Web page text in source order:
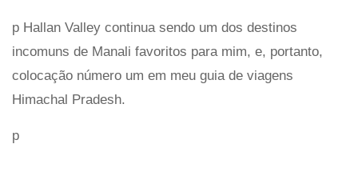
p Hallan Valley continua sendo um dos destinos
incomuns de Manali favoritos para mim, e, portanto,
colocação número um em meu guia de viagens
Himachal Pradesh.
p